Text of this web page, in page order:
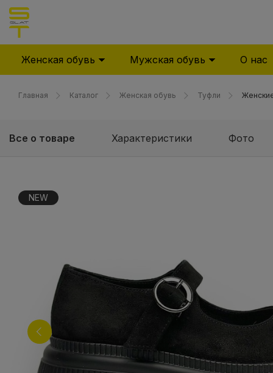
Женская обувь Мужская обувь О нас
Главная Каталог Женская обувь Туфли
Все о товаре Характеристики Фото
NEW